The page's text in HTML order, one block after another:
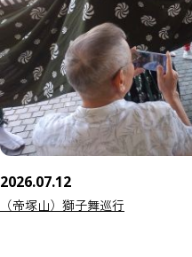
2026.07.12
（帝塚山）獅子舞巡行